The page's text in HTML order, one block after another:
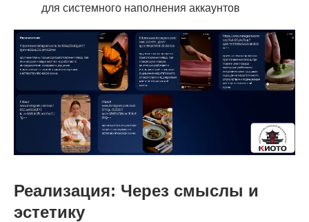
для системного наполнения аккаунтов
Реализация: Через смыслы и
эстетику